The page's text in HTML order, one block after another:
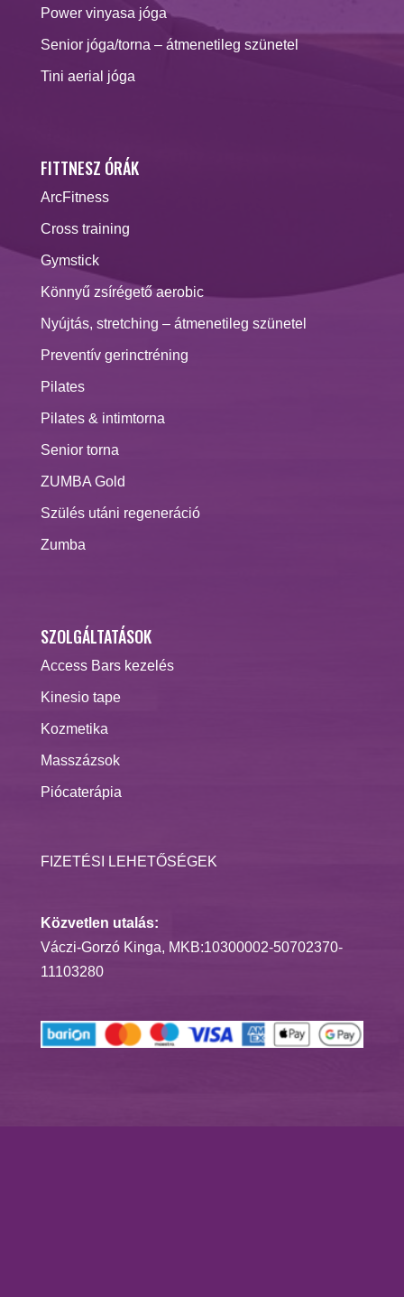
Power vinyasa jóga
Senior jóga/torna – átmenetileg szünetel
Tini aerial jóga
FITTNESZ ÓRÁK
ArcFitness
Cross training
Gymstick
Könnyű zsírégető aerobic
Nyújtás, stretching – átmenetileg szünetel
Preventív gerinctréning
Pilates
Pilates & intimtorna
Senior torna
ZUMBA Gold
Szülés utáni regeneráció
Zumba
SZOLGÁLTATÁSOK
Access Bars kezelés
Kinesio tape
Kozmetika
Masszázsok
Piócaterápia
FIZETÉSI LEHETŐSÉGEK
Közvetlen utalás:
Váczi-Gorzó Kinga, MKB:10300002-50702370-
11103280